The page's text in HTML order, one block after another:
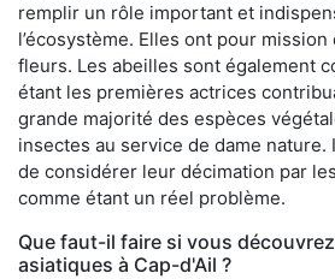
remplir un rôle important et
l’écosystème. Elles ont pour
fleurs. Les abeilles sont également
étant les premières actrices
grande majorité des espèces
insectes au service de dame nature.
de considérer leur décimation par
comme étant un réel problème.
Que faut-il faire si vous
asiatiques à Cap-d'Ail ?